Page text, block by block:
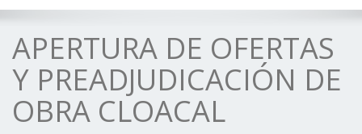
APERTURA DE OFERTAS
Y PREADJUDICACIÓN DE
OBRA CLOACAL